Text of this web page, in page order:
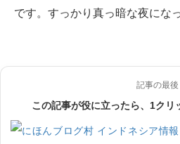
です。すっかり真っ暗な夜にな
記事の最後
この記事が役に立ったら、1クリ